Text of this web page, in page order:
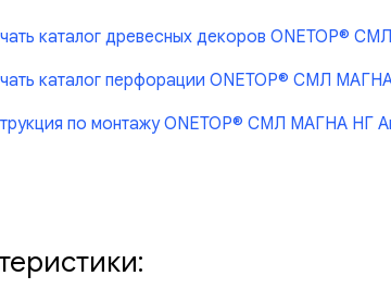
каталог древесных декоров ONETOP®
каталог перфорации ONETOP® СМЛ
по монтажу ONETOP® СМЛ МАГНА НГ